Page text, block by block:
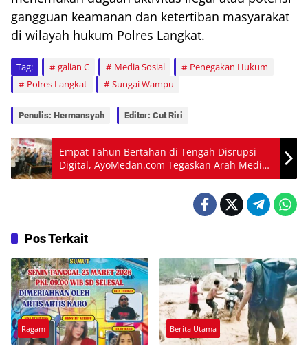
gangguan keamanan dan ketertiban masyarakat
di wilayah hukum Polres Langkat.
Tag: galian C Media Sosial
Penegakan Hukum
Polres Langkat
Sungai Wampu
Penulis: Hermansyah Editor: Cut Riri
Empat Tahun Bertahan di Tengah Disrupsi
Digital, AyoMedan.com Tegaskan Arah Media
Independen
Pos Terkait
Ragam Berita Utama